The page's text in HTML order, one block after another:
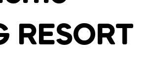
RESORT